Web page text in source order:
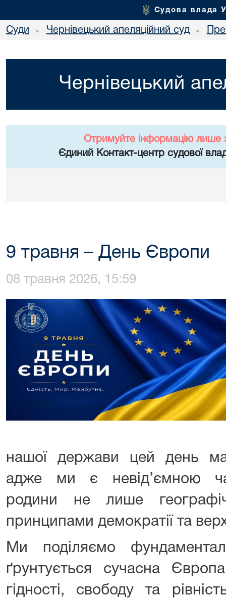
Судова влада
Суди • Чернівецький апеляційний суд •
Чернівецький
Отримуйте інформацію лише
Єдиний Контакт-центр судової
9 травня – День Європи
08 травня 2026, 15:59
нашої держави цей день
адже ми є невід’ємною
родини не лише
принципами демократії та
Ми поділяємо
ґрунтується сучасна
гідності, свободу та